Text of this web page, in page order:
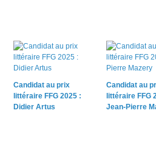
Candidat au prix
littéraire FFG 2025 :
Didier Artus
Candidat au
littéraire FFG
Jean-Pierre